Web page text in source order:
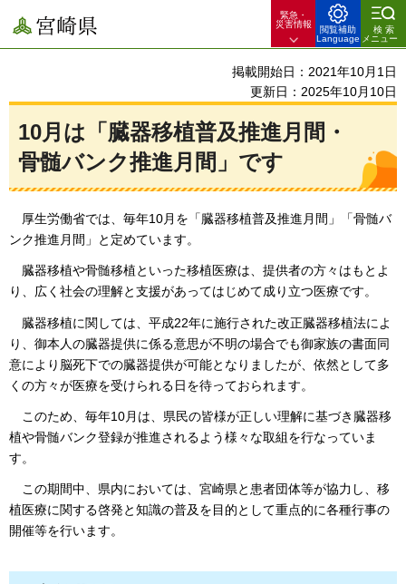
宮崎県
緊急・
災害情報
閲覧補助
Language
検索
メニュー
掲載開始日：2021年10月1日
更新日：2025年10月10日
10月は「臓器移植普及推進月間・
骨髄バンク推進月間」です
厚生労働省では、 毎年10月を「臓器移植普及推進月間」「骨髄バ
ンク推進月間」と定めています。
臓器移植や骨髄移植といった移植医療は、 提供者の方々はもとよ
り、広く社会の理解と支援があってはじめて成り立つ医療です。
臓器移植に関しては、平成22年に施行された改正臓器移植法によ
り、御本人の臓器提供に係る意思が不明の場合でも御家族の書面同
意により脳死下での臓器提供が可能となりましたが、依然として多
くの方々が医療を受けられる日を待っておられます。
このため、 毎年10月は、県民の皆様が正しい理解に基づき臓器移
植や骨髄バンク登録が推進されるよう様々な取組を行なっていま
す。
この期間中、 県内においては、宮崎県と患者団体等が協力し、移
植医療に関する啓発と知識の普及を目的として重点的に各種行事の
開催等を行います。